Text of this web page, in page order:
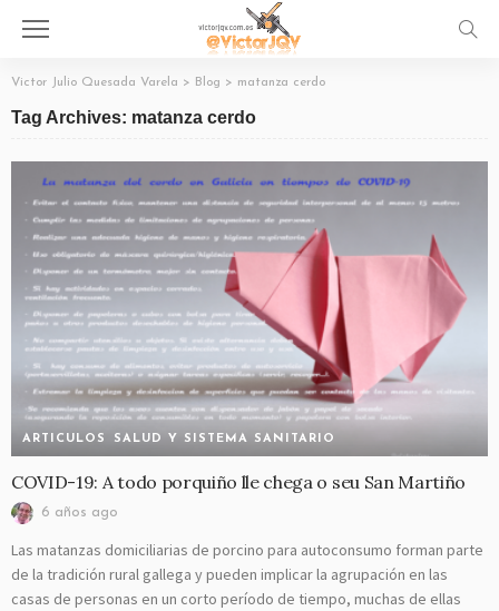
Victor Julio Quesada Varela > Blog > matanza cerdo
Tag Archives: matanza cerdo
ARTICULOS SALUD Y SISTEMA SANITARIO
COVID-19: A todo porquiño lle chega o seu San Martiño
6 años ago
Las matanzas domiciliarias de porcino para autoconsumo forman parte
de la tradición rural gallega y pueden implicar la agrupación en las
casas de personas en un corto período de tiempo, muchas de ellas